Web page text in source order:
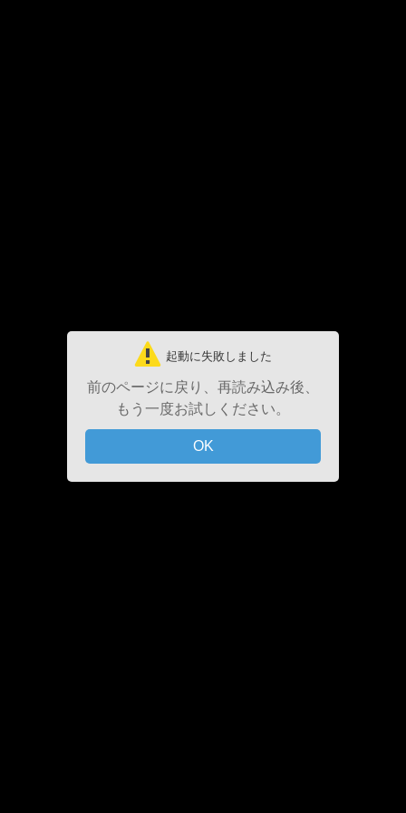
起動に失敗しました
前のページに戻り、再読み込み後、
もう一度お試しください。
OK